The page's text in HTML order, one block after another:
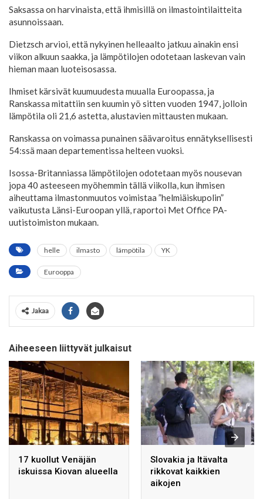
Saksassa on harvinaista, että ihmisillä on ilmastointilaitteita
asunnoissaan.
Dietzsch arvioi, että nykyinen helleaalto jatkuu ainakin ensi
viikon alkuun saakka, ja lämpötilojen odotetaan laskevan vain
hieman maan luoteisosassa.
Ihmiset kärsivät kuumuudesta muualla Euroopassa, ja
Ranskassa mitattiin sen kuumin yö sitten vuoden 1947, jolloin
lämpötila oli 21,6 astetta, alustavien mittausten mukaan.
Ranskassa on voimassa punainen säävaroitus ennätyksellisesti
54:ssä maan departementissa helteen vuoksi.
Isossa-Britanniassa lämpötilojen odotetaan myös nousevan
jopa 40 asteeseen myöhemmin tällä viikolla, kun ihmisen
aiheuttama ilmastonmuutos voimistaa ”helmiäiskupolin”
vaikutusta Länsi-Euroopan yllä, raportoi Met Office PA-
uutistoimiston mukaan.
helle ilmasto lämpötila YK
Eurooppa
Jakaa
Aiheeseen liittyvät julkaisut
17 kuollut Venäjän
iskuissa Kiovan alueella
Slovakia ja Itävalta
rikkovat kaikkien
aikojen